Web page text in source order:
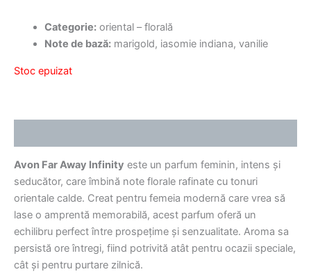
Categorie:oriental – florală
Note de bază:marigold, iasomie indiana, vanilie
Stoc epuizat
Avon Far Away Infinity este un parfum feminin, intens și
seducător, care îmbină note florale rafinate cu tonuri
orientale calde. Creat pentru femeia modernă care vrea să
lase o amprentă memorabilă, acest parfum oferă un
echilibru perfect între prospețime și senzualitate. Aroma sa
persistă ore întregi, fiind potrivită atât pentru ocazii speciale,
cât și pentru purtare zilnică.